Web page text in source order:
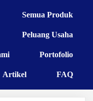
Semua Produk
Peluang Usaha
Portofolio
Artikel FAQ